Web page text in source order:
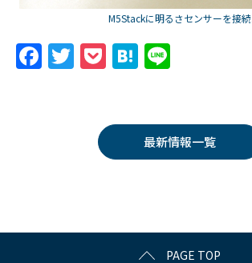
M5Stackに明るさセンサーを接続
F
k
T
er
P
k
et
H
n
a
最新情報一覧
PAGE TOP